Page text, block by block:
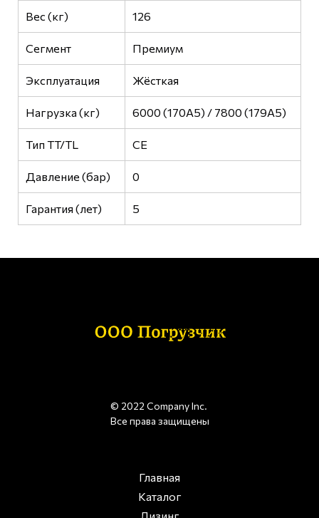
Вес (кг) 126
Сегмент Премиум
Эксплуатация Жёсткая
Нагрузка (кг) 6000 (170А5) / 7800 (179А5)
Тип TT/TL CE
Давление (бар) 0
Гарантия (лет) 5
© 2022 Company Inc.
Все права защищены
Главная
Каталог